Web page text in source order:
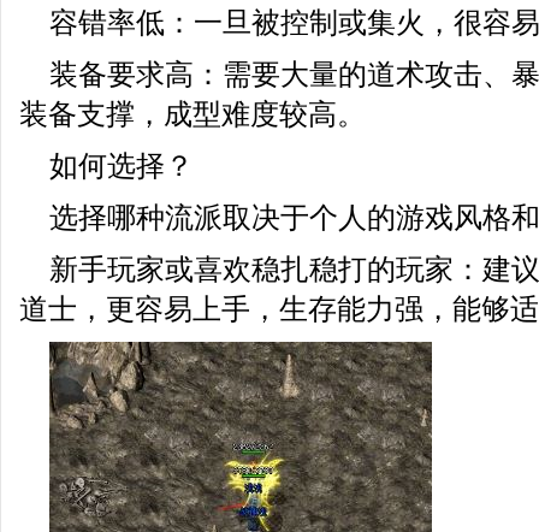
容错率低：一旦被控制或集火，很容
装备要求高：需要大量的道术攻击、
装备支撑，成型难度较高。
如何选择？
选择哪种流派取决于个人的游戏风格
新手玩家或喜欢稳扎稳打的玩家：建
道士，更容易上手，生存能力强，能够